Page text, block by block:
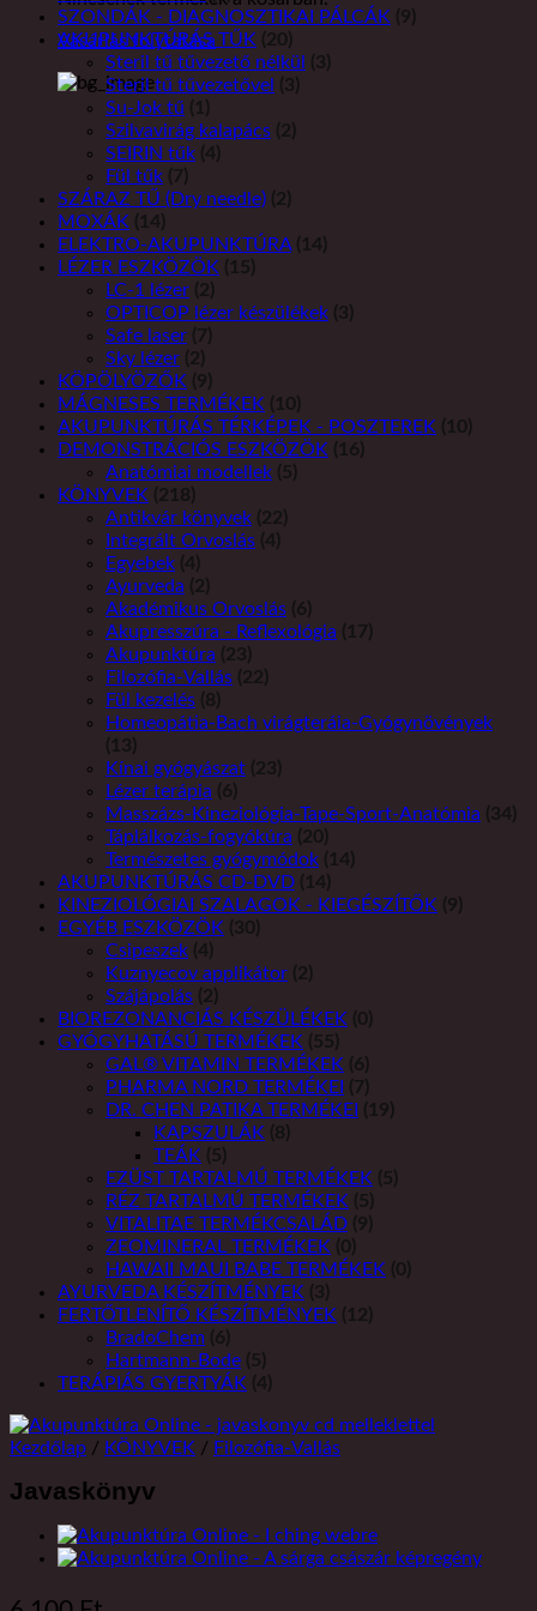
Vásárlás folytatása
SZONDÁK - DIAGNOSZTIKAI PÁLCÁK
(9)
AKUPUNKTÚRÁS TŰK
(20)
Steril tű tűvezető nélkül
(3)
Steril tű tűvezetővel
(3)
Su-Jok tű
(1)
Szilvavirág kalapács (2)
SEIRIN tűk (4)
Fül tűk (7)
SZÁRAZ TŰ (Dry needle) (2)
MOXÁK
(14)
ELEKTRO-AKUPUNKTÚRA
(14)
LÉZER ESZKÖZÖK
(15)
LC-1 lézer (2)
OPTICOP lézer készülékek (3)
Safe laser (7)
Sky lézer (2)
KÖPÖLYÖZŐK
(9)
MÁGNESES TERMÉKEK
(10)
AKUPUNKTÚRÁS TÉRKÉPEK - POSZTEREK
(10)
DEMONSTRÁCIÓS ESZKÖZÖK
(16)
Anatómiai modellek (5)
KÖNYVEK
(218)
Antikvár könyvek (22)
Integrált Orvoslás (4)
Egyebek (4)
Ayurveda
(2)
Akadémikus Orvoslás (6)
Akupresszúra - Reflexológia
(17)
Akupunktúra
(23)
Filozófia-Vallás (22)
Fül kezelés (8)
Homeopátia-Bach virágteráia-Gyógynövények
(13)
Kínai gyógyászat (23)
Lézer terápia
(6)
Masszázs-Kineziológia-Tape-Sport-Anatómia
(34)
Táplálkozás-fogyókúra
(20)
Természetes gyógymódok
(14)
AKUPUNKTÚRÁS CD-DVD
(14)
KINEZIOLÓGIAI SZALAGOK - KIEGÉSZÍTŐK
(9)
EGYÉB ESZKÖZÖK
(30)
Csipeszek (4)
Kuznyecov applikátor (2)
Szájápolás (2)
BIOREZONANCIÁS KÉSZÜLÉKEK
(0)
GYÓGYHATÁSÚ TERMÉKEK
(55)
GAL® VITAMIN TERMÉKEK
(6)
PHARMA NORD TERMÉKEI
(7)
DR. CHEN PATIKA TERMÉKEI
(19)
KAPSZULÁK
(8)
TEÁK
(5)
EZÜST TARTALMÚ TERMÉKEK
(5)
RÉZ TARTALMÚ TERMÉKEK
(5)
VITALITAE TERMÉKCSALÁD (9)
ZEOMINERAL TERMÉKEK
(0)
HAWAII MAUI BABE TERMÉKEK
(0)
AYURVEDA KÉSZÍTMÉNYEK
(3)
FERTŐTLENÍTŐ KÉSZÍTMÉNYEK
(12)
BradoChem (6)
Hartmann-Bode (5)
TERÁPIÁS GYERTYÁK
(4)
Kezdőlap / KÖNYVEK / Filozófia-Vallás
Javaskönyv